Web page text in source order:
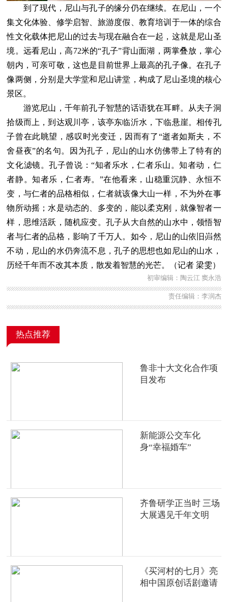
到了现代，尼山与孔子的缘分仍在继续。在尼山，一个
集文化体验、修学启智、旅游度假、教育培训于一体的综合
性文化载体把尼山的过去与现在融合在一起，这就是尼山圣
境。远看尼山，高72米的“孔子”背山面湖，两掌叠放，掌心
朝内，可亲可敬，这也是目前世界上最高的孔子像。在孔子
像两侧，分别是大学堂和尼山讲堂，构成了尼山圣境的核心
景区。
游览尼山，千年前孔子智慧的话语犹在耳畔。从夫子洞
拾级而上，到达观川亭，该亭东临沂水，下临悬崖。相传孔
子曾在此眺望，感叹时光变迁，因而有了“逝者如斯夫，不
舍昼夜”的名句。因为孔子，尼山的山水仿佛带上了特有的
文化滤镜。孔子曾说：“知者乐水，仁者乐山。知者动，仁
者静。知者乐，仁者寿。”在他看来，山稳重沉静、永恒不
变，与仁者的品格相似，仁者就该像大山一样，不为外在事
物所动摇；水是动态的、多变的，能以柔克刚，就像智者一
样，思维活跃，随机应变。孔子从大自然的山水中，领悟智
者与仁者的品格，影响了千万人。如今，尼山的山依旧岿然
不动，尼山的水仍奔流不息，孔子的思想也如尼山的山水，
历经千年而不改其本质，散发着智慧的光芒。（记者 梁雯）
初审编辑：陶云江 窦永浩
责任编辑：李润杰
热点推荐
鲁非十大文化合作项
目发布
新能源公交车化
身“幸福婚车”
齐鲁研学正当时 三场
大展遇见千年文明
《买河村的七月》亮
相中国原创话剧邀请